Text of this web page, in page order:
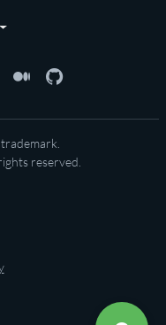
reserved.